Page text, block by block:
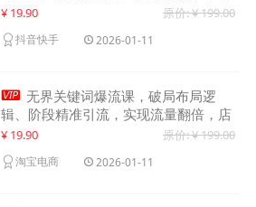
速入行月入2w+
¥ 19.90 原价: ¥ 199.00
抖音快手 2026-01-11
 无界关键词爆流课，破局布局逻
辑、阶段精准引流，实现流量翻倍，店
铺业绩增长50%+
¥ 19.90 原价: ¥ 199.00
淘宝电商 2026-01-11